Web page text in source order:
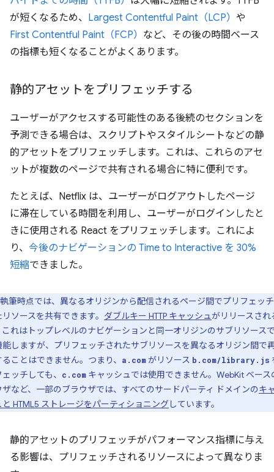
が短くなるため、 Largest Contentful Paint（LCP） や
First Contentful Paint（FCP） など、その後の時間ベース
の指標も短くなることがよくあります。
静的アセットをプリフェッチする
ユーザーがアクセスする可能性のある後続のセクションを
予測できる場合は、スクリプトやスタイルシートなどの静
的アセットをプリフェッチします。これは、これらのアセ
ットが複数のページで共有される場合に特に便利です。
たとえば、Netflix は、ユーザーがログアウトしたページ
に滞在している時間を利用し、ユーザーがログインしたと
きに使用される React をプリフェッチします。これによ
り、 今後のナビゲーションの Time to Interactive を 30%
短縮できました。
執筆時点では、異なるオリジンから配信されるページ間でプリフェッ
ソースを共有できます。 ダブルキー HTTP キャッシュがリリースされ
これはトップレベルのナビゲーションと同一オリジンのサブリソース
能しますが、プリフェッチされたサブリソースを異なるオリジン間で
ことはできません。つまり、
a.comがリソース b.com/library.js
ッチしても、
c.com キャッシュでは使用できません。WebKit ベース
ザなど、一部のブラウザでは、すべてのサードパーティ ドメインのキ
と HTML5 ストレージをパーティショニングしています。
静的アセットのプリフェッチがパフォーマンス指標に与え
る影響は、プリフェッチされるリソースによって異なりま